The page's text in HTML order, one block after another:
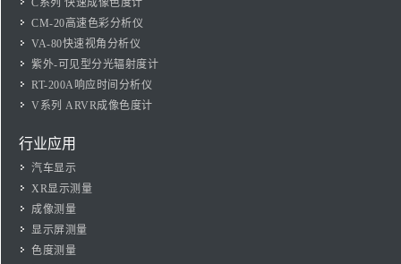
C系列 快速成像色度计
CM-20高速色彩分析仪
VA-80快速视角分析仪
紫外-可见型分光辐射度计
RT-200A响应时间分析仪
V系列 ARVR成像色度计
行业应用
汽车显示
XR显示测量
成像测量
显示屏测量
色度测量